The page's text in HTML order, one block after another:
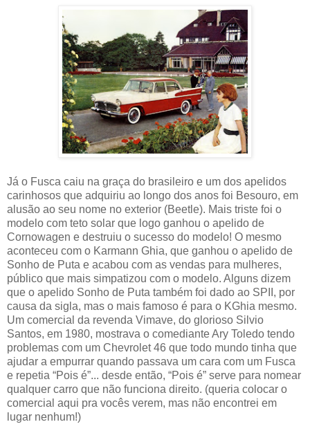
Já o Fusca caiu na graça do brasileiro e um dos apelidos
carinhosos que adquiriu ao longo dos anos foi Besouro, em
alusão ao seu nome no exterior (Beetle). Mais triste foi o
modelo com teto solar que logo ganhou o apelido de
Cornowagen e destruiu o sucesso do modelo! O mesmo
aconteceu com o Karmann Ghia, que ganhou o apelido de
Sonho de Puta e acabou com as vendas para mulheres,
público que mais simpatizou com o modelo. Alguns dizem
que o apelido Sonho de Puta também foi dado ao SPII, por
causa da sigla, mas o mais famoso é para o KGhia mesmo.
Um comercial da revenda Vimave, do glorioso Silvio
Santos, em 1980, mostrava o comediante Ary Toledo tendo
problemas com um Chevrolet 46 que todo mundo tinha que
ajudar a empurrar quando passava um cara com um Fusca
e repetia “Pois é”... desde então, “Pois é” serve para nomear
qualquer carro que não funciona direito. (queria colocar o
comercial aqui pra vocês verem, mas não encontrei em
lugar nenhum!)